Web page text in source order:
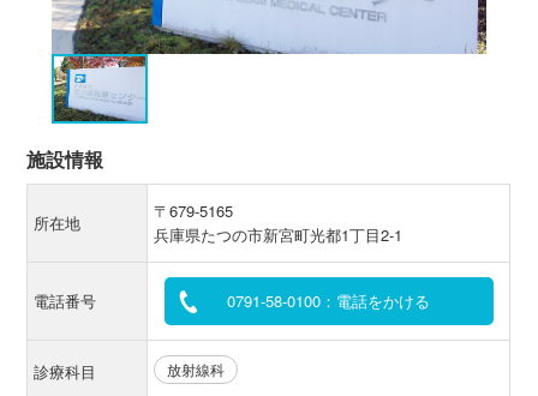
施設情報
所在地
〒679-5165
兵庫県たつの市新宮町光都1丁目2-1
電話番号 0791-58-0100：電話をかける
診療科目 放射線科